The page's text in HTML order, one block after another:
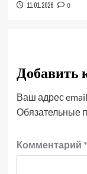
11.01.2026 0
Добавить
Ваш адрес
Обязательные
Комментарий *